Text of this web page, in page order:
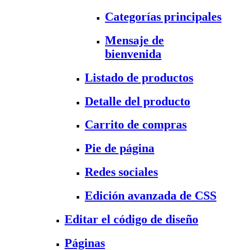
Categorías principales
Mensaje de
bienvenida
Listado de productos
Detalle del producto
Carrito de compras
Pie de página
Redes sociales
Edición avanzada de CSS
Editar el código de diseño
Páginas